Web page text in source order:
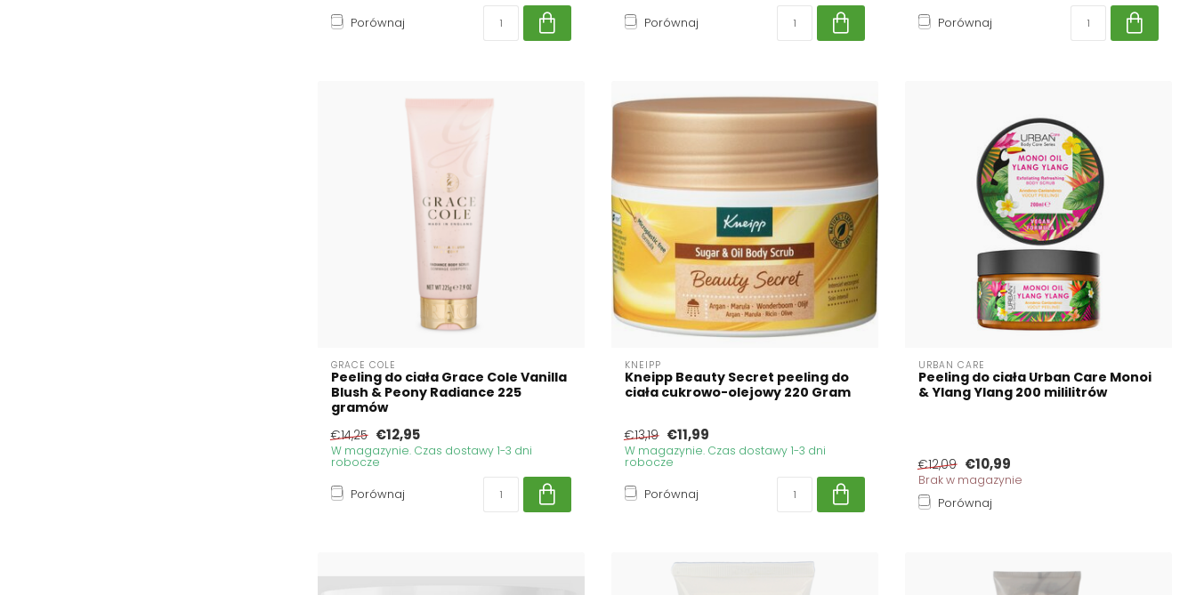
Porównaj Porównaj Porównaj
GRACE COLE
Peeling do ciała Grace Cole Vanilla
Blush & Peony Radiance 225
gramów
€14,25 €12,95
W magazynie. Czas dostawy 1-3 dni
robocze
Porównaj
KNEIPP
Kneipp Beauty Secret peeling do
ciała cukrowo-olejowy 220 Gram
€13,19 €11,99
W magazynie. Czas dostawy 1-3 dni
robocze
Porównaj
URBAN CARE
Peeling do ciała Urban Care Monoi
& Ylang Ylang 200 mililitrów
€12,09 €10,99
Brak w magazynie
Porównaj